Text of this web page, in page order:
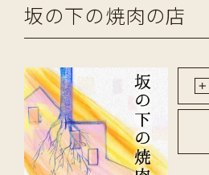
坂の下の焼肉の店